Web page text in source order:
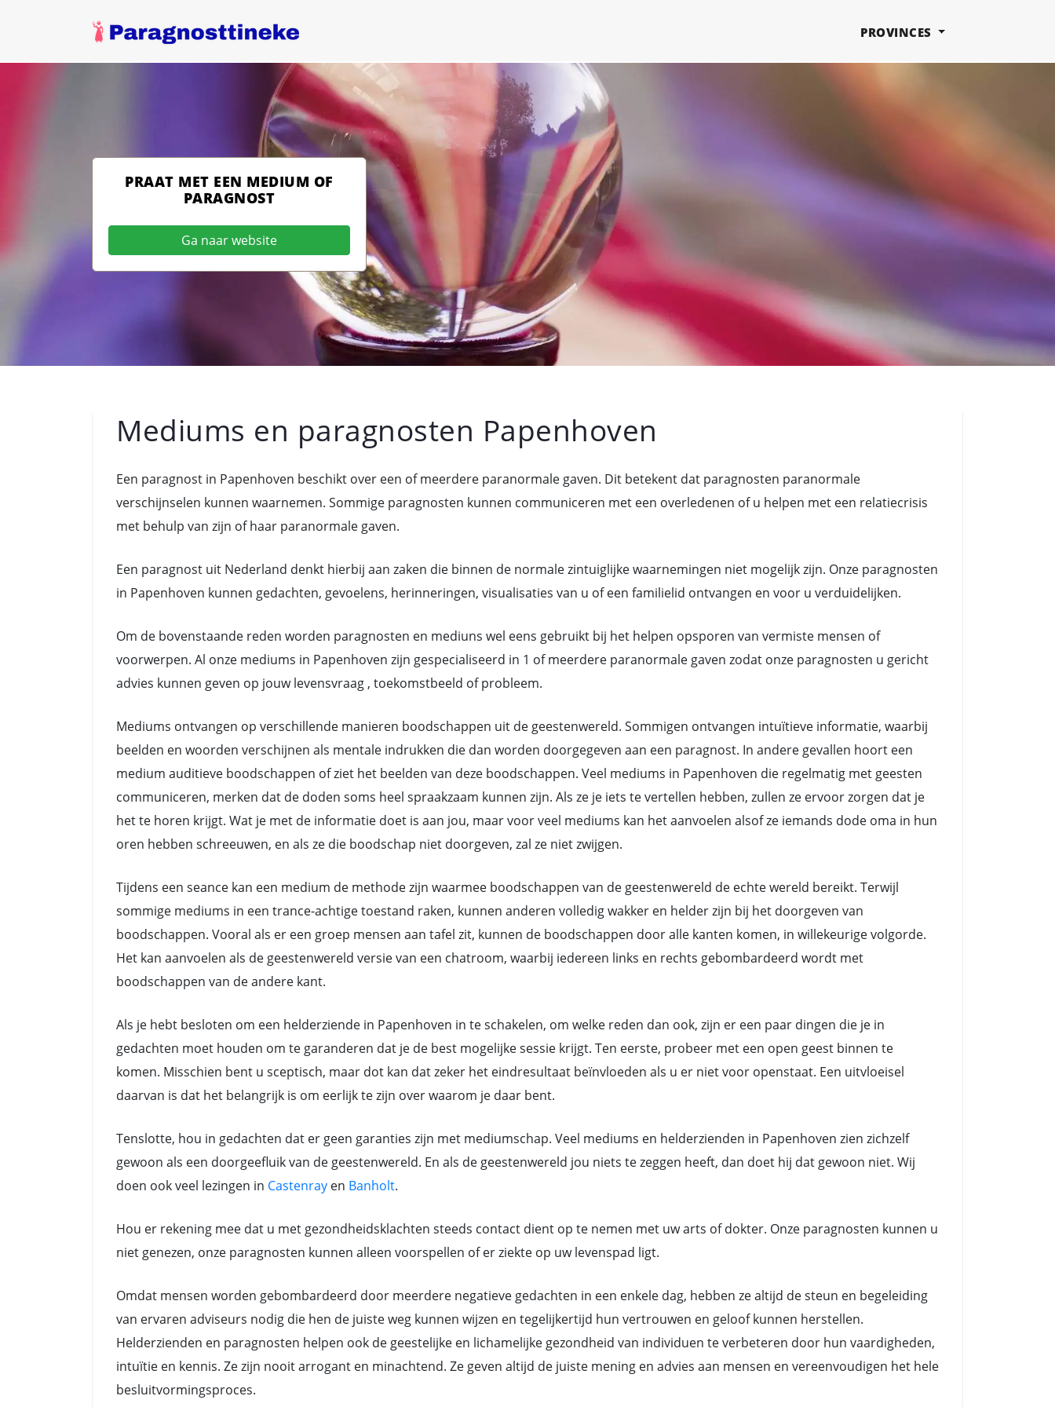
PROVINCES
PRAAT MET EEN MEDIUM OF
PARAGNOST
Ga naar website
Mediums en paragnosten Papenhoven
Een paragnost in Papenhoven beschikt over een of meerdere paranormale gaven. Dit betekent dat paragnosten paranormale
verschijnselen kunnen waarnemen. Sommige paragnosten kunnen communiceren met een overledenen of u helpen met een relatiecrisis
met behulp van zijn of haar paranormale gaven.
Een paragnost uit Nederland denkt hierbij aan zaken die binnen de normale zintuiglijke waarnemingen niet mogelijk zijn. Onze paragnosten
in Papenhoven kunnen gedachten, gevoelens, herinneringen, visualisaties van u of een familielid ontvangen en voor u verduidelijken.
Om de bovenstaande reden worden paragnosten en mediuns wel eens gebruikt bij het helpen opsporen van vermiste mensen of
voorwerpen. Al onze mediums in Papenhoven zijn gespecialiseerd in 1 of meerdere paranormale gaven zodat onze paragnosten u gericht
advies kunnen geven op jouw levensvraag , toekomstbeeld of probleem.
Mediums ontvangen op verschillende manieren boodschappen uit de geestenwereld. Sommigen ontvangen intuïtieve informatie, waarbij
beelden en woorden verschijnen als mentale indrukken die dan worden doorgegeven aan een paragnost. In andere gevallen hoort een
medium auditieve boodschappen of ziet het beelden van deze boodschappen. Veel mediums in Papenhoven die regelmatig met geesten
communiceren, merken dat de doden soms heel spraakzaam kunnen zijn. Als ze je iets te vertellen hebben, zullen ze ervoor zorgen dat je
het te horen krijgt. Wat je met de informatie doet is aan jou, maar voor veel mediums kan het aanvoelen alsof ze iemands dode oma in hun
oren hebben schreeuwen, en als ze die boodschap niet doorgeven, zal ze niet zwijgen.
Tijdens een seance kan een medium de methode zijn waarmee boodschappen van de geestenwereld de echte wereld bereikt. Terwijl
sommige mediums in een trance-achtige toestand raken, kunnen anderen volledig wakker en helder zijn bij het doorgeven van
boodschappen. Vooral als er een groep mensen aan tafel zit, kunnen de boodschappen door alle kanten komen, in willekeurige volgorde.
Het kan aanvoelen als de geestenwereld versie van een chatroom, waarbij iedereen links en rechts gebombardeerd wordt met
boodschappen van de andere kant.
Als je hebt besloten om een helderziende in Papenhoven in te schakelen, om welke reden dan ook, zijn er een paar dingen die je in
gedachten moet houden om te garanderen dat je de best mogelijke sessie krijgt. Ten eerste, probeer met een open geest binnen te
komen. Misschien bent u sceptisch, maar dot kan dat zeker het eindresultaat beïnvloeden als u er niet voor openstaat. Een uitvloeisel
daarvan is dat het belangrijk is om eerlijk te zijn over waarom je daar bent.
Tenslotte, hou in gedachten dat er geen garanties zijn met mediumschap. Veel mediums en helderzienden in Papenhoven zien zichzelf
gewoon als een doorgeefluik van de geestenwereld. En als de geestenwereld jou niets te zeggen heeft, dan doet hij dat gewoon niet. Wij
doen ook veel lezingen in Castenray en Banholt.
Hou er rekening mee dat u met gezondheidsklachten steeds contact dient op te nemen met uw arts of dokter. Onze paragnosten kunnen u
niet genezen, onze paragnosten kunnen alleen voorspellen of er ziekte op uw levenspad ligt.
Omdat mensen worden gebombardeerd door meerdere negatieve gedachten in een enkele dag, hebben ze altijd de steun en begeleiding
van ervaren adviseurs nodig die hen de juiste weg kunnen wijzen en tegelijkertijd hun vertrouwen en geloof kunnen herstellen.
Helderzienden en paragnosten helpen ook de geestelijke en lichamelijke gezondheid van individuen te verbeteren door hun vaardigheden,
intuïtie en kennis. Ze zijn nooit arrogant en minachtend. Ze geven altijd de juiste mening en advies aan mensen en vereenvoudigen het hele
besluitvormingsproces.